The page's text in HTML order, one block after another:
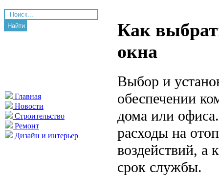
Найти
Главная
Новости
Строительство
Ремонт
Дизайн и интерьер
Как
окна
Выбор и
обеспечении
дома или
расходы на
воздействий, а
срок службы.